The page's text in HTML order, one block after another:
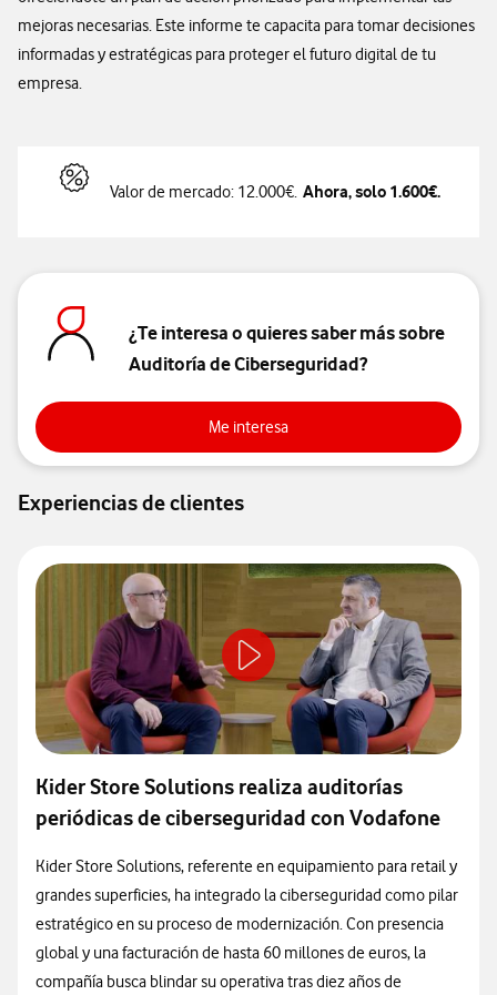
mejoras necesarias. Este informe te capacita para tomar decisiones
informadas y estratégicas para proteger el futuro digital de tu
empresa.
Valor de mercado: 12.000€. Ahora, solo 1.600€.
¿Te interesa o quieres saber más sobre
Auditoría de Ciberseguridad?
Me interesaMe interesa
Experiencias de clientes
Kider Store Solutions realiza auditorías
periódicas de ciberseguridad con Vodafone
Kider Store Solutions, referente en equipamiento para retail y
grandes superficies, ha integrado la ciberseguridad como pilar
estratégico en su proceso de modernización. Con presencia
global y una facturación de hasta 60 millones de euros, la
compañía busca blindar su operativa tras diez años de